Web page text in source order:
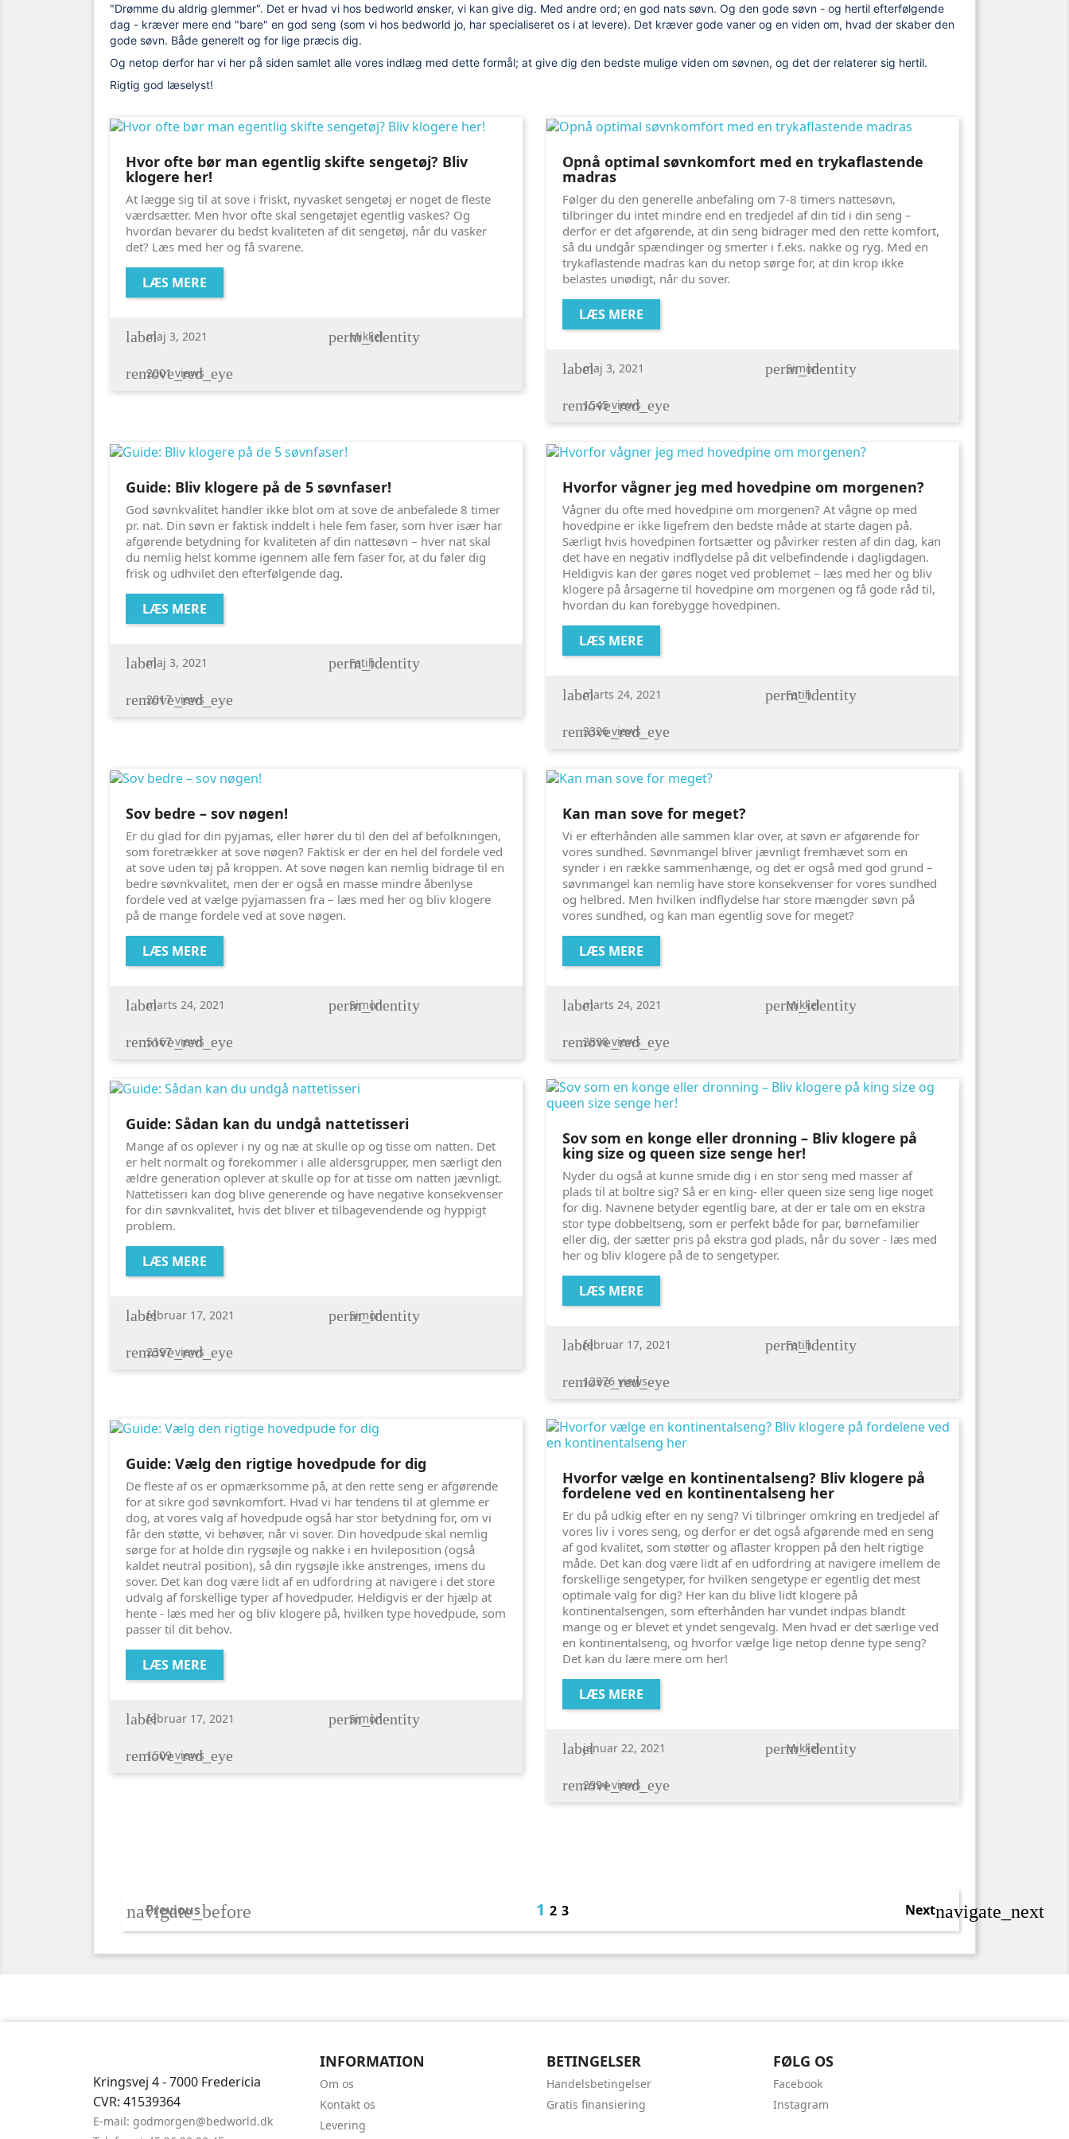
"Drømme du aldrig glemmer". Det er hvad vi hos bedworld ønsker, vi kan give dig. Med andre ord; en god nats søvn. Og den gode søvn - og hertil efterfølgende
dag - kræver mere end "bare" en god seng (som vi hos bedworld jo, har specialiseret os i at levere). Det kræver gode vaner og en viden om, hvad der skaber den
gode søvn. Både generelt og for lige præcis dig.
Og netop derfor har vi her på siden samlet alle vores indlæg med dette formål; at give dig den bedste mulige viden om søvnen, og det der relaterer sig hertil.
Rigtig god læselyst!
Hvor ofte bør man egentlig skifte sengetøj? Bliv
klogere her!
At lægge sig til at sove i friskt, nyvasket sengetøj er noget de fleste
værdsætter. Men hvor ofte skal sengetøjet egentlig vaskes? Og
hvordan bevarer du bedst kvaliteten af dit sengetøj, når du vasker
det? Læs med her og få svarene.
LÆS MERE
labelmaj 3, 2021 perm_identity
Mikkel
remove_red_eye
2001 views
Opnå optimal søvnkomfort med en trykaflastende
madras
Følger du den generelle anbefaling om 7-8 timers nattesøvn,
tilbringer du intet mindre end en tredjedel af din tid i din seng –
derfor er det afgørende, at din seng bidrager med den rette komfort,
så du undgår spændinger og smerter i f.eks. nakke og ryg. Med en
trykaflastende madras kan du netop sørge for, at din krop ikke
belastes unødigt, når du sover.
LÆS MERE
labelmaj 3, 2021 perm_identity
Simon
remove_red_eye
1545 views
Guide: Bliv klogere på de 5 søvnfaser!
God søvnkvalitet handler ikke blot om at sove de anbefalede 8 timer
pr. nat. Din søvn er faktisk inddelt i hele fem faser, som hver især har
afgørende betydning for kvaliteten af din nattesøvn – hver nat skal
du nemlig helst komme igennem alle fem faser for, at du føler dig
frisk og udhvilet den efterfølgende dag.
LÆS MERE
labelmaj 3, 2021 perm_identity
Fatih
remove_red_eye
2017 views
Hvorfor vågner jeg med hovedpine om morgenen?
Vågner du ofte med hovedpine om morgenen? At vågne op med
hovedpine er ikke ligefrem den bedste måde at starte dagen på.
Særligt hvis hovedpinen fortsætter og påvirker resten af din dag, kan
det have en negativ indflydelse på dit velbefindende i dagligdagen.
Heldigvis kan der gøres noget ved problemet – læs med her og bliv
klogere på årsagerne til hovedpine om morgenen og få gode råd til,
hvordan du kan forebygge hovedpinen.
LÆS MERE
labelmarts 24, 2021 perm_identity
Fatih
remove_red_eye
3326 views
Sov bedre – sov nøgen!
Er du glad for din pyjamas, eller hører du til den del af befolkningen,
som foretrækker at sove nøgen? Faktisk er der en hel del fordele ved
at sove uden tøj på kroppen. At sove nøgen kan nemlig bidrage til en
bedre søvnkvalitet, men der er også en masse mindre åbenlyse
fordele ved at vælge pyjamassen fra – læs med her og bliv klogere
på de mange fordele ved at sove nøgen.
LÆS MERE
labelmarts 24, 2021 perm_identity
Simon
remove_red_eye
5167 views
Kan man sove for meget?
Vi er efterhånden alle sammen klar over, at søvn er afgørende for
vores sundhed. Søvnmangel bliver jævnligt fremhævet som en
synder i en række sammenhænge, og det er også med god grund –
søvnmangel kan nemlig have store konsekvenser for vores sundhed
og helbred. Men hvilken indflydelse har store mængder søvn på
vores sundhed, og kan man egentlig sove for meget?
LÆS MERE
labelmarts 24, 2021 perm_identity
Mikkel
remove_red_eye
2898 views
Guide: Sådan kan du undgå nattetisseri
Mange af os oplever i ny og næ at skulle op og tisse om natten. Det
er helt normalt og forekommer i alle aldersgrupper, men særligt den
ældre generation oplever at skulle op for at tisse om natten jævnligt.
Nattetisseri kan dog blive generende og have negative konsekvenser
for din søvnkvalitet, hvis det bliver et tilbagevendende og hyppigt
problem.
LÆS MERE
labelfebruar 17, 2021 perm_identity
Simon
remove_red_eye
2397 views
Sov som en konge eller dronning – Bliv klogere på
king size og queen size senge her!
Nyder du også at kunne smide dig i en stor seng med masser af
plads til at boltre sig? Så er en king- eller queen size seng lige noget
for dig. Navnene betyder egentlig bare, at der er tale om en ekstra
stor type dobbeltseng, som er perfekt både for par, børnefamilier
eller dig, der sætter pris på ekstra god plads, når du sover - læs med
her og bliv klogere på de to sengetyper.
LÆS MERE
labelfebruar 17, 2021 perm_identity
Fatih
remove_red_eye
12376 views
Guide: Vælg den rigtige hovedpude for dig
De fleste af os er opmærksomme på, at den rette seng er afgørende
for at sikre god søvnkomfort. Hvad vi har tendens til at glemme er
dog, at vores valg af hovedpude også har stor betydning for, om vi
får den støtte, vi behøver, når vi sover. Din hovedpude skal nemlig
sørge for at holde din rygsøjle og nakke i en hvileposition (også
kaldet neutral position), så din rygsøjle ikke anstrenges, imens du
sover. Det kan dog være lidt af en udfordring at navigere i det store
udvalg af forskellige typer af hovedpuder. Heldigvis er der hjælp at
hente - læs med her og bliv klogere på, hvilken type hovedpude, som
passer til dit behov.
LÆS MERE
labelfebruar 17, 2021 perm_identity
Simon
remove_red_eye
1509 views
Hvorfor vælge en kontinentalseng? Bliv klogere på
fordelene ved en kontinentalseng her
Er du på udkig efter en ny seng? Vi tilbringer omkring en tredjedel af
vores liv i vores seng, og derfor er det også afgørende med en seng
af god kvalitet, som støtter og aflaster kroppen på den helt rigtige
måde. Det kan dog være lidt af en udfordring at navigere imellem de
forskellige sengetyper, for hvilken sengetype er egentlig det mest
optimale valg for dig? Her kan du blive lidt klogere på
kontinentalsengen, som efterhånden har vundet indpas blandt
mange og er blevet et yndet sengevalg. Men hvad er det særlige ved
en kontinentalseng, og hvorfor vælge lige netop denne type seng?
Det kan du lære mere om her!
LÆS MERE
labeljanuar 22, 2021 perm_identity
Mikkel
remove_red_eye
2994 views
navigate_before
Previous 1 2 3 Nextnavigate_next
Kringsvej 4 - 7000 Fredericia
CVR: 41539364
E-mail: godmorgen@bedworld.dk
INFORMATION
Om os
Kontakt os
Levering
BETINGELSER
Handelsbetingelser
Gratis finansiering
FØLG OS
Facebook
Instagram